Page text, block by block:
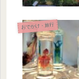
おでかけ・旅行